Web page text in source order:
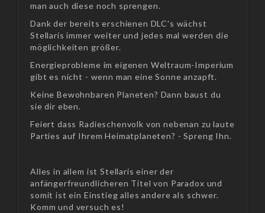
man auch diese noch sprengen.
Dank der bereits erschienen DLC's wächst
Stellaris immer weiter und jedes mal werden die
möglichkeiten größer.
Energieprobleme im eigenen Weltraum-Imperium
gibt es nicht - wenn man eine Sonne anzapft.
Keine Bewohnbaren Planeten? Dann baust du
sie dir eben.
Feiert dass Radieschenvolk von nebenan zu laute
Parties auf Ihrem Heimatplaneten? - Spreng Ihn.
Alles in allem ist Stellaris einer der
anfängerfreundlicheren Titel von Paradox und
somit ist ein Einstieg alles andere als schwer.
Komm und versuch es!